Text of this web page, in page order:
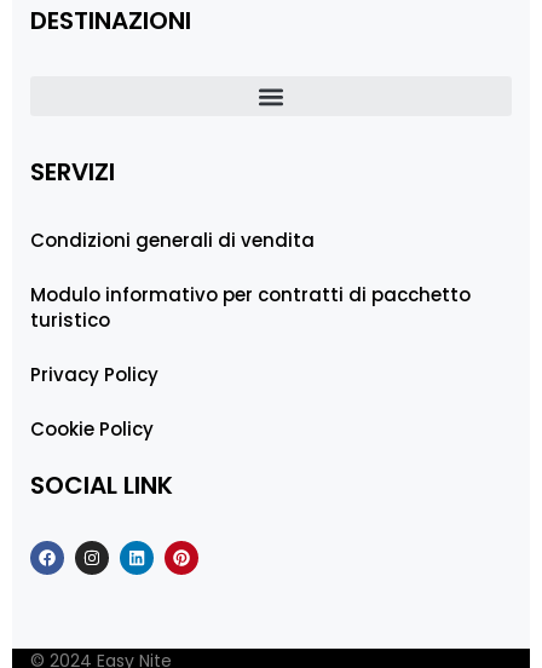
DESTINAZIONI
SERVIZI
Condizioni generali di vendita
Modulo informativo per contratti di pacchetto
turistico
Privacy Policy
Cookie Policy
SOCIAL LINK
© 2024 Easy Nite